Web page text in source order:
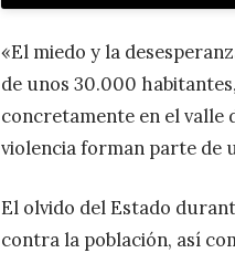
«El miedo y la
de unos 30.000
concretamente en el valle
violencia forman parte de
El olvido del Estado
contra la población, así